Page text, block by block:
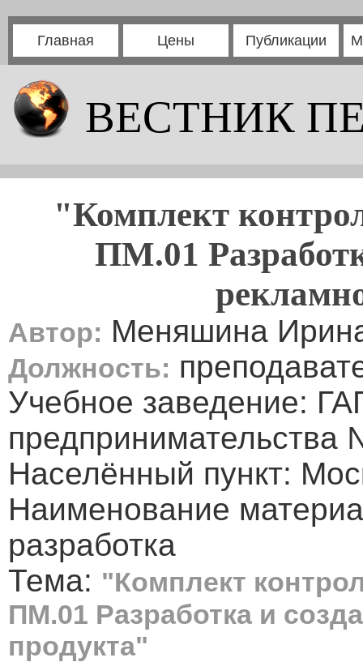
Главная Цены Публикации
ВЕСТНИК
"Комплект
ПМ.01
Автор: Меняшина
Должность:
Учебное заведение:
предпринимательства
Населённый пункт:
Наименование
разработка
Тема: "Комплект
ПМ.01 Разработка и
продукта"